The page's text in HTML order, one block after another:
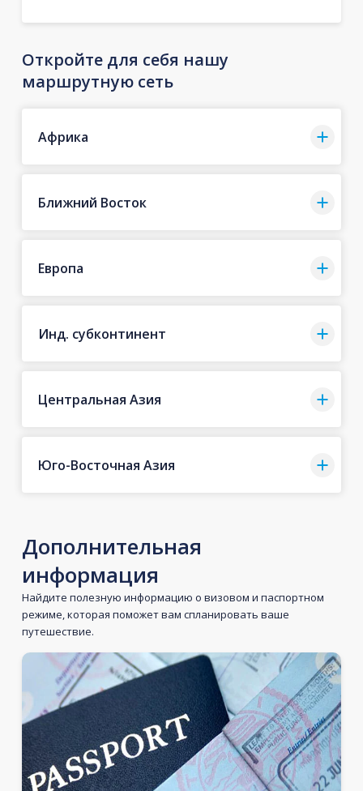
Откройте для себя нашу
маршрутную сеть
Африка
Ближний Восток
Европа
Инд. субконтинент
Центральная Азия
Юго-Восточная Азия
Дополнительная
информация
Найдите полезную информацию о визовом и паспортном
режиме, которая поможет вам спланировать ваше
путешествие.